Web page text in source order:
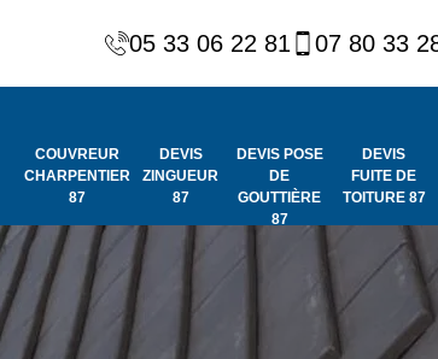
05 33 06 22 81 07 80 33
COUVREUR
CHARPENTIER
87
DEVIS
ZINGUEUR
87
DEVIS POSE
DE
GOUTTIÈRE
87
DEVIS
FUITE DE
TOITURE 87